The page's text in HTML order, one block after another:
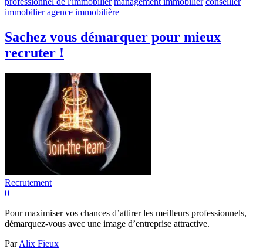
immobilier agence immobilière
Sachez vous démarquer pour mieux
recruter !
Recrutement
0
Pour maximiser vos chances d’attirer les meilleurs professionnels,
démarquez-vous avec une image d’entreprise attractive.
ParAlix Fieux